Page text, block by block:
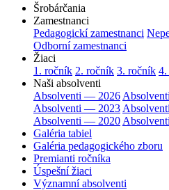
Šrobárčania
Zamestnanci
Pedagogickí zamestnanci
Odborní zamestnanci
Žiaci
1. ročník 2. ročník 3. ročník
Naši absolventi
Absolventi — 2026
Absolventi — 2023
Absolventi — 2020
Galéria tabiel
Galéria pedagogického zboru
Premianti ročníka
Úspešní žiaci
Významní absolventi